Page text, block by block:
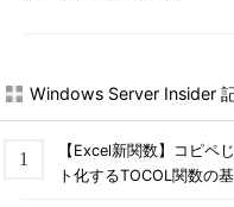
Windows Server Insider
【Excel新関数】コピ
ト化するTOCOL関数の